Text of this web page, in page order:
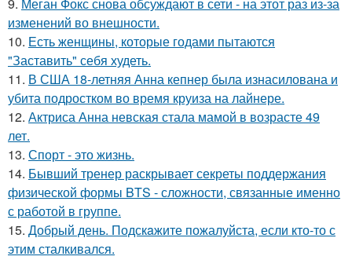
изменений во внешности.
10. Есть женщины, которые годами пытаются
"Заставить" себя худеть.
11. В США 18-летняя Анна кепнер была изнасилована и
убита подростком во время круиза на лайнере.
12. Актриса Анна невская стала мамой в возрасте 49
лет.
13. Спорт - это жизнь.
14. Бывший тренер раскрывает секреты поддержания
физической формы BTS - сложности, связанные именно
с работой в группе.
15. Добрый день. Подскaжите пожалуйста, если кто-то с
этим сталкивался.